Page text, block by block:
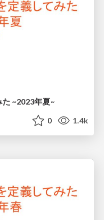
~2023年夏~
0 1.4k